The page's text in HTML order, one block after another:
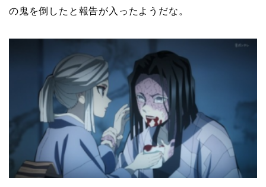
の鬼を倒したと報告が入ったようだな。